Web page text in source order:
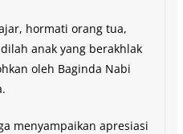
hormati orang tua,
anak yang berakhlak
oleh Baginda Nabi
menyampaikan apresiasi